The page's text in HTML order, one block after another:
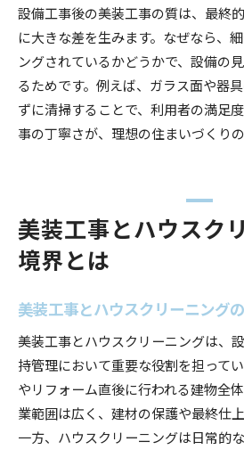
設備工事後の美装工事の質は、最終
に大きな差を生みます。なぜなら、
ングされているかどうかで、設備の
るためです。例えば、ガラス面や器
ずに清掃することで、利用者の満足
事の丁寧さが、理想の住まいづくり
美装工事とハウスク
境界とは
美装工事とハウスクリーニング
美装工事とハウスクリーニングは、
持管理において重要な役割を担って
やリフォーム直後に行われる建物全
業範囲は広く、建材の保護や最終仕
一方、ハウスクリーニングは日常的